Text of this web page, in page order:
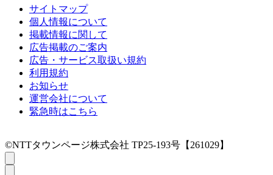
サイトマップ
個人情報について
掲載情報に関して
広告掲載のご案内
広告・サービス取扱い規約
利用規約
お知らせ
運営会社について
緊急時はこちら
©NTTタウンページ株式会社 TP25-193号【261029】